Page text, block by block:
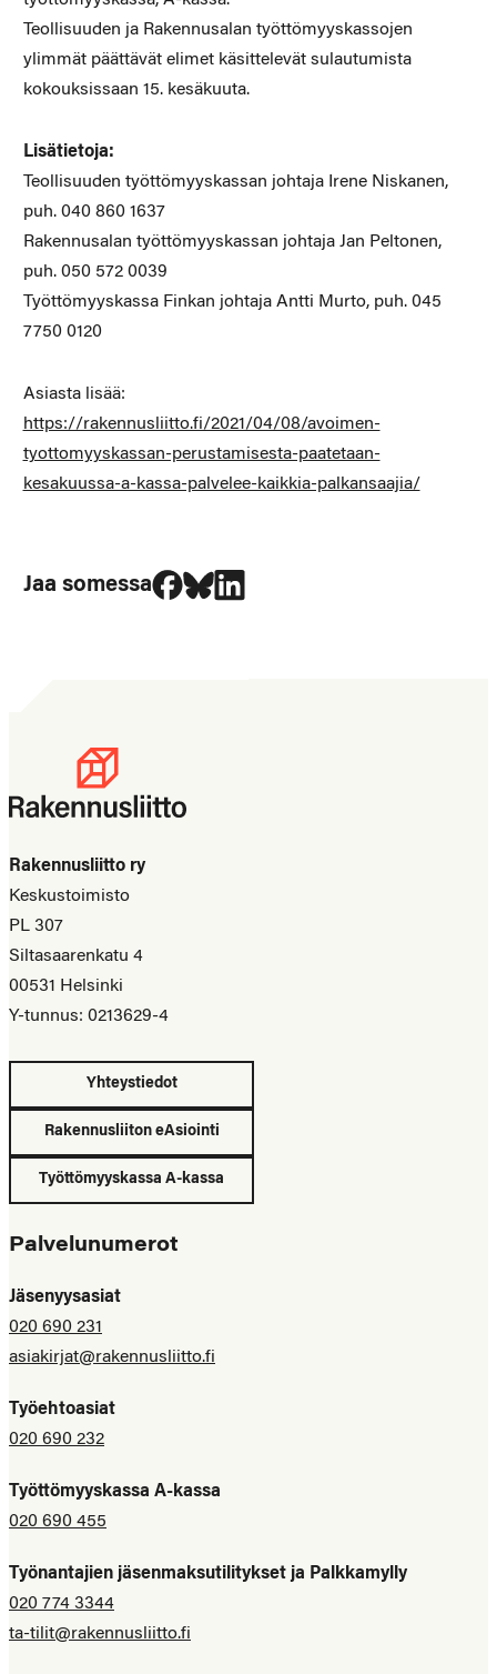
Teollisuuden ja Rakennusalan työttömyyskassojen
ylimmät päättävät elimet käsittelevät sulautumista
kokouksissaan 15. kesäkuuta.
Lisätietoja:
Teollisuuden työttömyyskassan johtaja Irene Niskanen,
puh. 040 860 1637
Rakennusalan työttömyyskassan johtaja Jan Peltonen,
puh. 050 572 0039
Työttömyyskassa Finkan johtaja Antti Murto, puh. 045
7750 0120
Asiasta lisää:
https://rakennusliitto.fi/2021/04/08/avoimen-
tyottomyyskassan-perustamisesta-paatetaan-
kesakuussa-a-kassa-palvelee-kaikkia-palkansaajia/
Jaa somessa
Jaa Facebookissa
Jaa Blueskyssa
Jaa LinkedIn:ssä
Rakennusliitto ry
Keskustoimisto
PL 307
Siltasaarenkatu 4
00531 Helsinki
Y-tunnus: 0213629-4
Yhteystiedot
Rakennusliiton eAsiointi
Työttömyyskassa A-kassa
Palvelunumerot
Jäsenyysasiat
020 690 231
asiakirjat@rakennusliitto.fi
Työehtoasiat
020 690 232
Työttömyyskassa A-kassa
020 690 455
Työnantajien jäsenmaksutilitykset ja Palkkamylly
020 774 3344
ta-tilit@rakennusliitto.fi